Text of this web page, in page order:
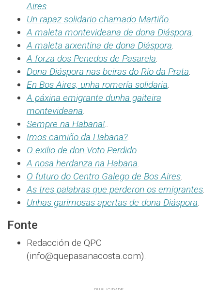
Aires.
Un rapaz solidario chamado Martiño.
A maleta montevideana de dona Diáspora.
A maleta arxentina de dona Diáspora.
A forza dos Penedos de Pasarela.
Dona Diáspora nas beiras do Río da Prata.
En Bos Aires, unha romería solidaria.
A páxina emigrante dunha gaiteira
montevideana.
Sempre na Habana!..
Imos camiño da Habana?.
O exilio de don Voto Perdido.
A nosa herdanza na Habana.
O futuro do Centro Galego de Bos Aires.
As tres palabras que perderon os emigrantes.
Unhas garimosas apertas de dona Diáspora.
Fonte
Redacción de QPC
(info@quepasanacosta.com).